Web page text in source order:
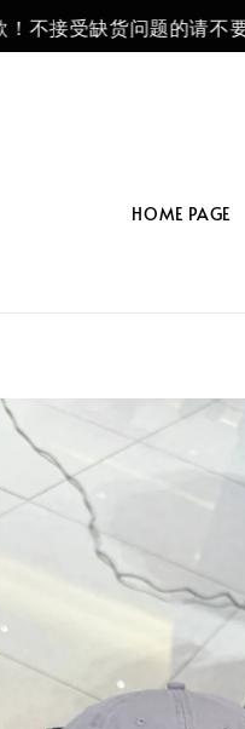
接受缺货问题的请不要下
HOME PAGE